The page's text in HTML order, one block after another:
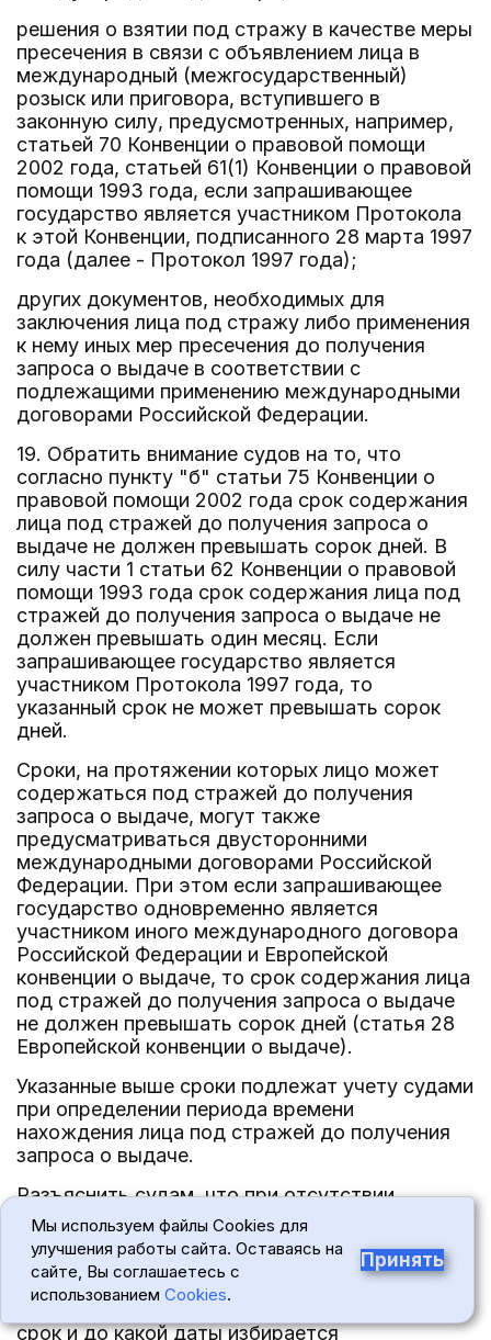
решения о взятии под стражу в качестве меры
пресечения в связи с объявлением лица в
международный (межгосударственный)
розыск или приговора, вступившего в
законную силу, предусмотренных, например,
статьей 70 Конвенции о правовой помощи
2002 года, статьей 61(1) Конвенции о правовой
помощи 1993 года, если запрашивающее
государство является участником Протокола
к этой Конвенции, подписанного 28 марта 1997
года (далее - Протокол 1997 года);
других документов, необходимых для
заключения лица под стражу либо применения
к нему иных мер пресечения до получения
запроса о выдаче в соответствии с
подлежащими применению международными
договорами Российской Федерации.
19. Обратить внимание судов на то, что
согласно пункту "б" статьи 75 Конвенции о
правовой помощи 2002 года срок содержания
лица под стражей до получения запроса о
выдаче не должен превышать сорок дней. В
силу части 1 статьи 62 Конвенции о правовой
помощи 1993 года срок содержания лица под
стражей до получения запроса о выдаче не
должен превышать один месяц. Если
запрашивающее государство является
участником Протокола 1997 года, то
указанный срок не может превышать сорок
дней.
Сроки, на протяжении которых лицо может
содержаться под стражей до получения
запроса о выдаче, могут также
предусматриваться двусторонними
международными договорами Российской
Федерации. При этом если запрашивающее
государство одновременно является
участником иного международного договора
Российской Федерации и Европейской
конвенции о выдаче, то срок содержания лица
под стражей до получения запроса о выдаче
не должен превышать сорок дней (статья 28
Европейской конвенции о выдаче).
Указанные выше сроки подлежат учету судами
при определении периода времени
нахождения лица под стражей до получения
запроса о выдаче.
Разъяснить судам, что при отсутствии
запроса о выдаче мера пресечения в виде
заключения под стражу избирается и в
дальнейшем продлевается, в том числе при
получении запроса о выдаче, только судом
срок и до какой даты избирается
Мы используем файлы Cookies для
улучшения работы сайта. Оставаясь на
сайте, Вы соглашаетесь с
использованием Cookies.
Принять